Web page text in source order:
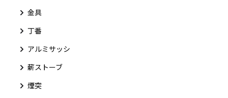
金具
丁番
アルミサッシ
薪ストーブ
煙突